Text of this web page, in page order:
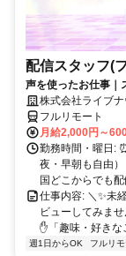
配信スタッフ(
声を使ったお仕事
～OK♪
株式会社ライブ
フルリモート
月給2,000円～
勤務時間・曜日:
夜・早朝も自由
国どこからでも
仕事内容: ＼✨未
ビューしてみま
✋「趣味・好き
週1日からOK フルリモ